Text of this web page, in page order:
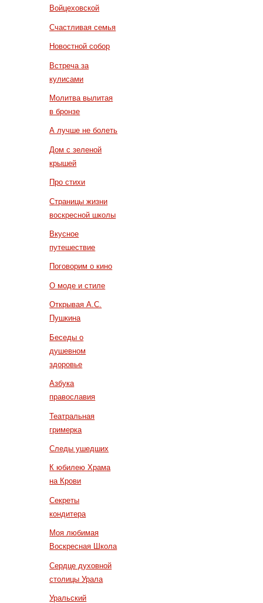
Войцеховской
Счастливая семья
Новостной собор
Встреча за
кулисами
Молитва вылитая
в бронзе
А лучше не болеть
Дом с зеленой
крышей
Про стихи
Страницы жизни
воскресной школы
Вкусное
путешествие
Поговорим о кино
О моде и стиле
Открывая А.С.
Пушкина
Беседы о
душевном
здоровье
Азбука
православия
Театральная
гримерка
Следы ушедших
К юбилею Храма
на Крови
Секреты
кондитера
Моя любимая
Воскресная Школа
Сердце духовной
столицы Урала
Уральский